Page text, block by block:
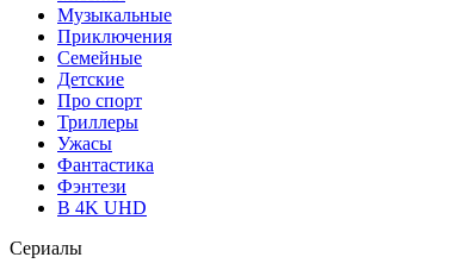
Музыкальные
Приключения
Семейные
Детские
Про спорт
Триллеры
Ужасы
Фантастика
Фэнтези
В 4K UHD
Сериалы